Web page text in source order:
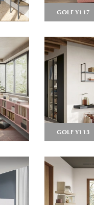
GOLF Y117
GOLF Y113